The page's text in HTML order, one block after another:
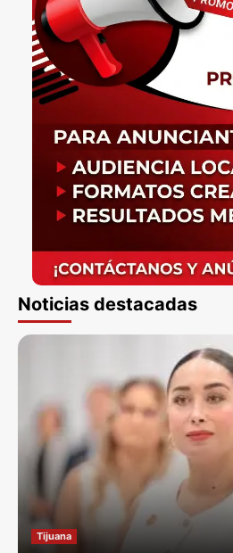
Noticias destacadas
Tijuana